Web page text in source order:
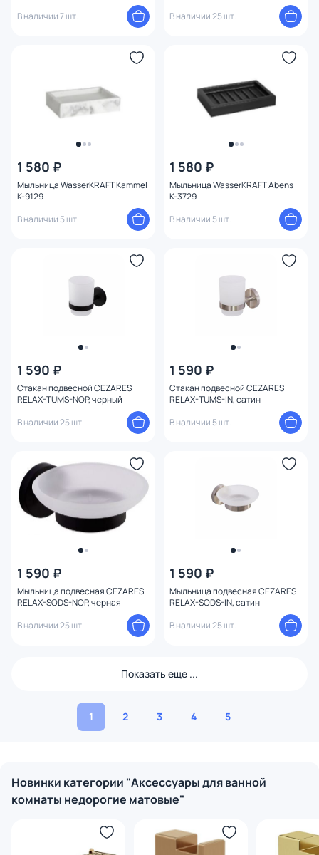
В наличии 7 шт.
В наличии 25 шт.
1 580 ₽
Мыльница WasserKRAFT Kammel
K-9129
В наличии 5 шт.
1 580 ₽
Мыльница WasserKRAFT Abens
K-3729
В наличии 5 шт.
1 590 ₽
Стакан подвесной CEZARES
RELAX-TUMS-NOP, черный
В наличии 25 шт.
1 590 ₽
Стакан подвесной CEZARES
RELAX-TUMS-IN, сатин
В наличии 5 шт.
1 590 ₽
Мыльница подвесная CEZARES
RELAX-SODS-NOP, черная
В наличии 25 шт.
1 590 ₽
Мыльница подвесная CEZARES
RELAX-SODS-IN, сатин
В наличии 25 шт.
Показать еще ...
1 2 3 4 5
Новинки категории "Аксессуары для ванной
комнаты недорогие матовые"